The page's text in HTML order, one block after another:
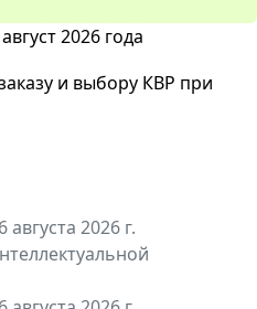
2026 года
и выбору КВР при
2026 г.